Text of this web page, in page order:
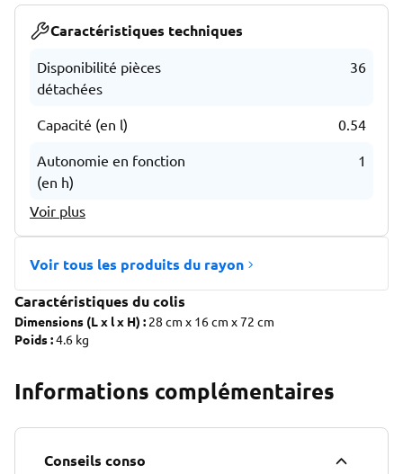
Caractéristiques techniques
Disponibilité pièces
détachées
36
Capacité (en l)
0.54
Autonomie en fonction
(en h)
1
Voir plus
Voir tous les produits du rayon
Caractéristiques du colis
Dimensions (L x l x H) : 28 cm x 16 cm x 72 cm
Poids :4.6 kg
Informations complémentaires
Conseils conso